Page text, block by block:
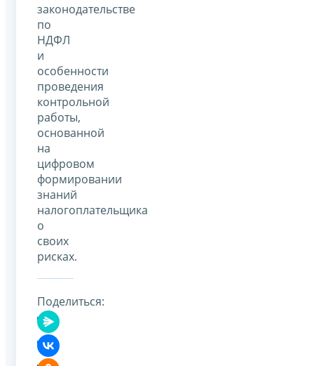
законодательстве
по
НДФЛ
и
особенности
проведения
контрольной
работы,
основанной
на
цифровом
формировании
знаний
налогоплательщика
о
своих
рисках.
Поделиться: